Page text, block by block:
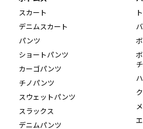
スカート
デニムスカート
パンツ
ショートパンツ
カーゴパンツ
チノパンツ
スウェットパンツ
スラックス
デニムパンツ
チ